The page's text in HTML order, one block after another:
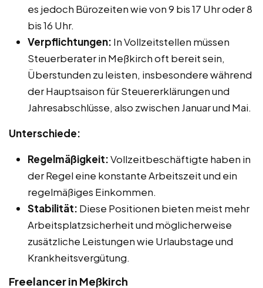
es jedoch Bürozeiten wie von 9 bis 17 Uhr oder 8
bis 16 Uhr.
Verpflichtungen: In Vollzeitstellen müssen
Steuerberater in Meßkirch oft bereit sein,
Überstunden zu leisten, insbesondere während
der Hauptsaison für Steuererklärungen und
Jahresabschlüsse, also zwischen Januar und Mai.
Unterschiede:
Regelmäßigkeit:Vollzeitbeschäftigte haben in
der Regel eine konstante Arbeitszeit und ein
regelmäßiges Einkommen.
Stabilität: Diese Positionen bieten meist mehr
Arbeitsplatzsicherheit und möglicherweise
zusätzliche Leistungen wie Urlaubstage und
Krankheitsvergütung.
Freelancer in Meßkirch